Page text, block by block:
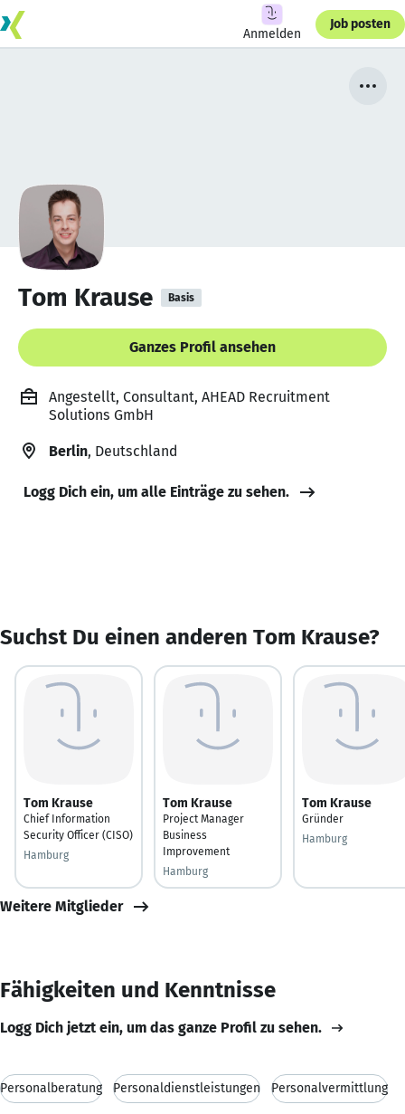
Anmelden
Job posten
Tom Krause Basis
Ganzes Profil ansehen
Angestellt, Consultant, AHEAD Recruitment
Solutions GmbH
Berlin, Deutschland
Logg Dich ein, um alle Einträge zu sehen.
Suchst Du einen anderen Tom Krause?
Tom Krause
Chief Information
Security Officer (CISO)
Hamburg
Tom Krause
Project Manager
Business
Improvement
Hamburg
Tom Krause
Gründer
Hamburg
Weitere Mitglieder
Fähigkeiten und Kenntnisse
Logg Dich jetzt ein, um das ganze Profil zu sehen.
Personalberatung Personaldienstleistungen Personalvermittlung